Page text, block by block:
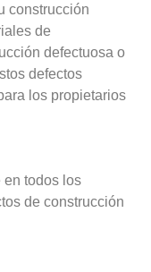
construcción
de
defectuosa o
defectos
los propietarios
en todos los
de construcción